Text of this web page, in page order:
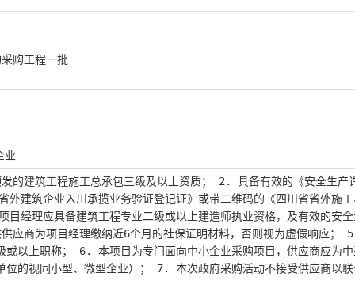
购工程一批
业
的建筑工程施工总承包三级及以上资质； 2. 具备有效的《安全生产
建筑企业入川承揽业务验证登记证》或带二维码的《四川省省外施
经理应具备建筑工程专业二级或以上建造师执业资格，及有效的安
应商为项目经理缴纳近6个月的社保证明材料，否则视为虚假响应；
或以上职称； 6. 本项目为专门面向中小企业采购项目，供应商应为
位的视同小型、微型企业）； 7. 本次政府采购活动不接受供应商以